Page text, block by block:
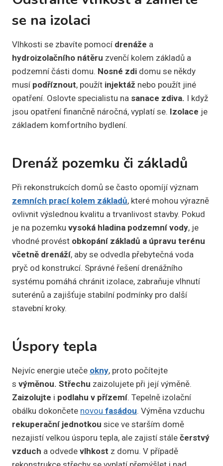
se na izolaci
Vlhkosti se zbavíte pomocí drenáže a
hydroizolačního nátěru zvenčí kolem základů a
podzemní části domu. Nosné zdi domu se někdy
musí podříznout, použít injektáž nebo použít jiné
opatření. Oslovte specialistu na sanace zdiva. I když
jsou opatření finančně náročná, vyplatí se. Izolace je
základem komfortního bydlení.
Drenáž pozemku či základů
Při rekonstrukcích domů se často opomíjí význam
zemních prací kolem základů, které mohou výrazně
ovlivnit výslednou kvalitu a trvanlivost stavby. Pokud
je na pozemku vysoká hladina podzemní vody, je
vhodné provést obkopání základů a úpravu terénu
včetně drenáží, aby se odvedla přebytečná voda
pryč od konstrukcí. Správné řešení drenážního
systému pomáhá chránit izolace, zabraňuje vlhnutí
suterénů a zajišťuje stabilní podmínky pro další
stavební kroky.
Úspory tepla
Nejvíc energie uteče okny, proto počítejte
s výměnou. Střechu zaizolujete při její výměně.
Zaizolujte i podlahu v přízemí. Tepelně izolační
obálku dokončete novou fasádou. Výměna vzduchu
rekuperační jednotkou sice ve starším domě
nezajistí velkou úsporu tepla, ale zajistí stále čerstvý
vzduch a odvede vlhkost z domu. V případě